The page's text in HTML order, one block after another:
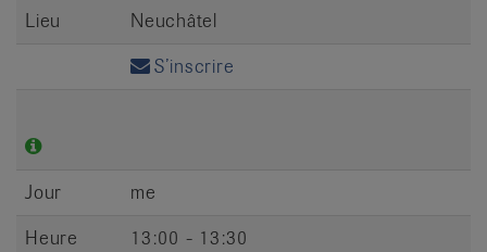
Lieu
Neuchâtel
S’inscrire
Jour
me
Heure
13:00 - 13:30